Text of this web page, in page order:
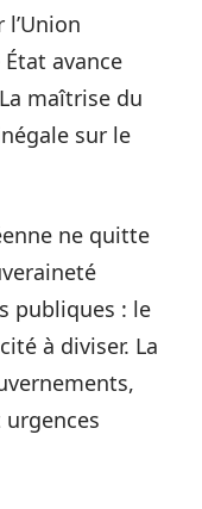
l’Union
avance
maîtrise du
sur le
ne quitte
publiques : le
à diviser. La